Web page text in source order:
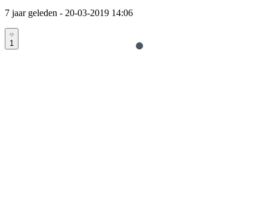
7 jaar geleden - 20-03-2019 14:06
1